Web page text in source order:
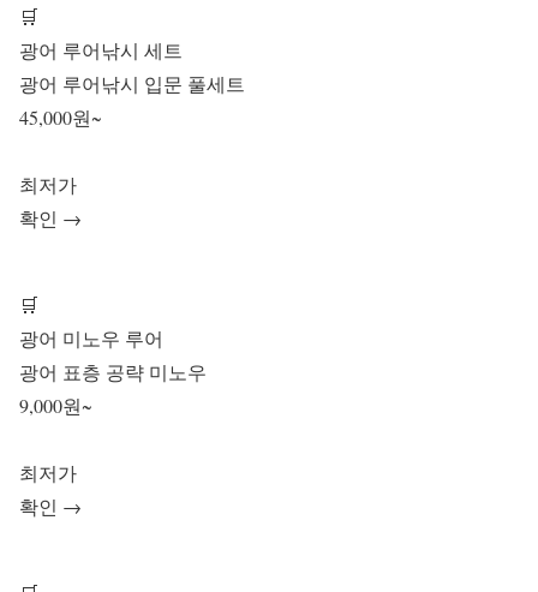
🛒
광어 루어낚시 세트
광어 루어낚시 입문 풀세트
45,000원~
최저가
확인 →
🛒
광어 미노우 루어
광어 표층 공략 미노우
9,000원~
최저가
확인 →